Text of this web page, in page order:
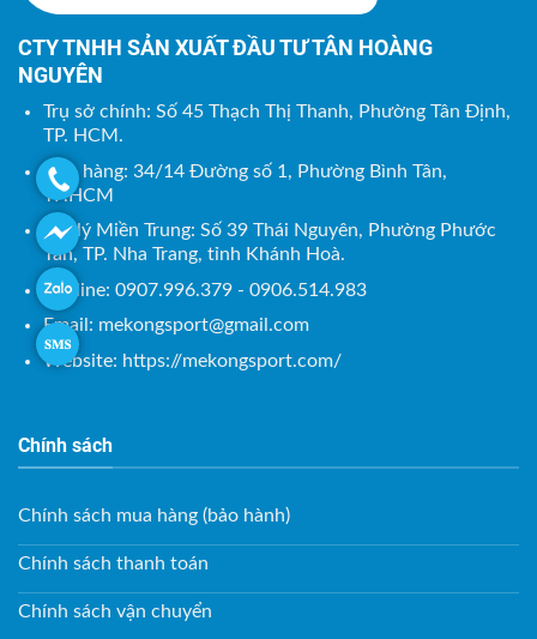
CTY TNHH SẢN XUẤT ĐẦU TƯ TÂN HOÀNG
NGUYÊN
Trụ sở chính: Số 45 Thạch Thị Thanh, Phường Tân Định,
TP. HCM.
Kho hàng: 34/14 Đường số 1, Phường Bình Tân,
TP.HCM
Đại lý Miền Trung: Số 39 Thái Nguyên, Phường Phước
Tân, TP. Nha Trang, tỉnh Khánh Hoà.
Hotline: 0907.996.379 - 0906.514.983
Email: mekongsport@gmail.com
Website: https://mekongsport.com/
Chính sách
Chính sách mua hàng (bảo hành)
Chính sách thanh toán
Chính sách vận chuyển